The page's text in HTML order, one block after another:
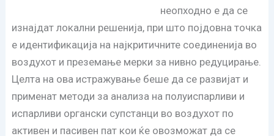
неопходно е да се
изнајдат локални решенија, при што појдовна точка
е идентификација на најкритичните соединенија во
воздухот и преземање мерки за нивно редуцирање.
Целта на ова истражување беше да се развијат и
применат методи за анализа на полуиспарливи и
испарливи органски супстанци во воздухот по
активен и пасивен пат кои ќе овозможат да се